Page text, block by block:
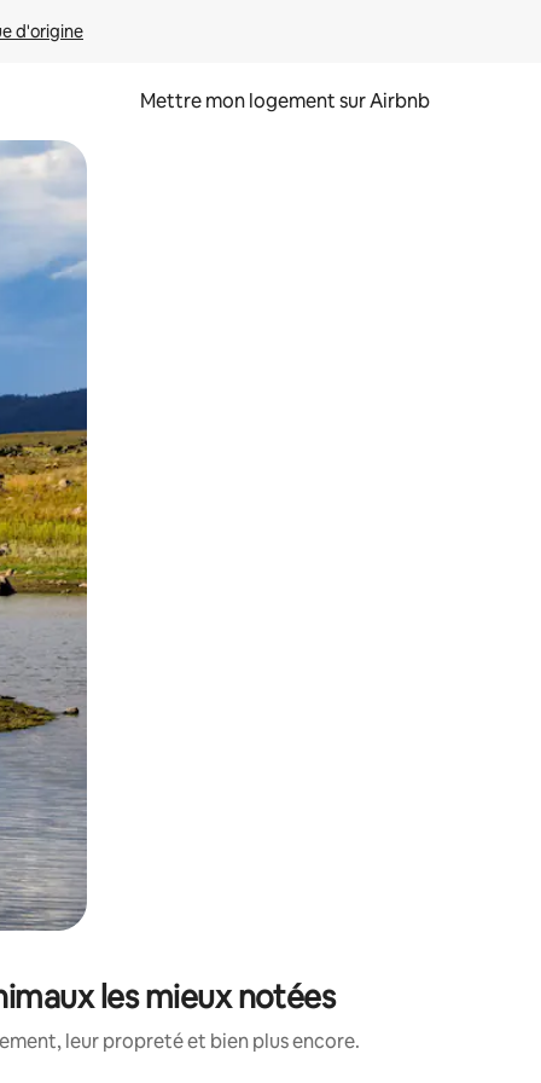
d'origine
Mettre mon logement sur Airbnb
glisser.
les mieux notées
leur propreté et bien plus encore.